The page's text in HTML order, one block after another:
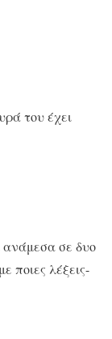
του έχει
ανάμεσα σε δυο
ποιες λέξεις-